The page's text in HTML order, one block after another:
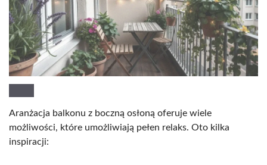
Aranżacja balkonu z boczną osłoną oferuje wiele
możliwości, które umożliwiają pełen relaks. Oto kilka
inspiracji: